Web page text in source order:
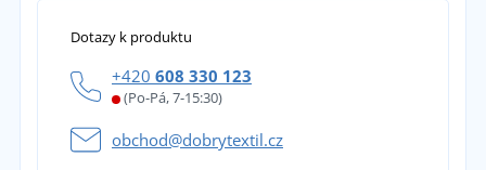
Dotazy k produktu
+420 608 330 123
(Po-Pá, 7-15:30)
obchod@dobrytextil.cz